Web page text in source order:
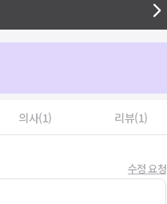
의사(1) 리뷰(1)
수정 요청